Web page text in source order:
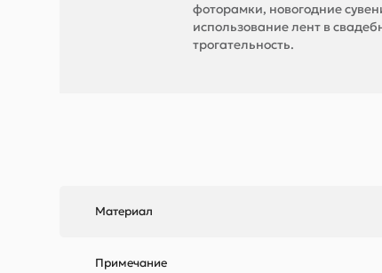
фоторамки, новогодние
использование лент в
трогательность.
Материал
Примечание